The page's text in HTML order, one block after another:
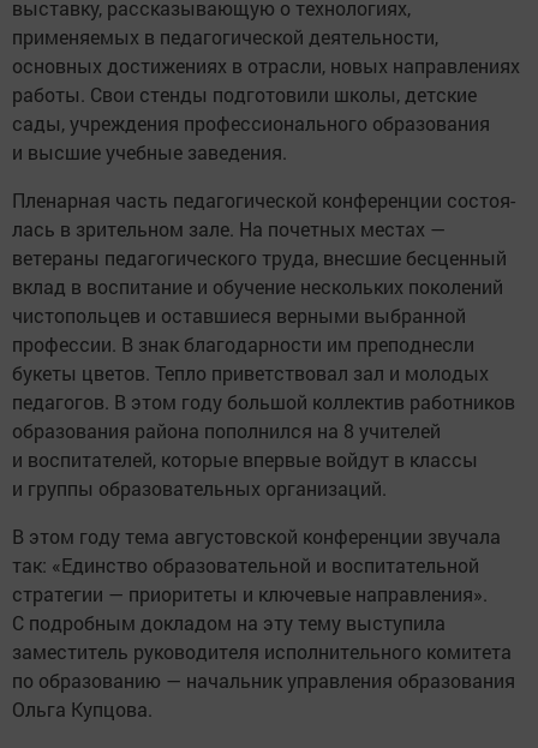
выставку, рассказывающую о технологиях,
применяемых в педагогической деятельности,
основных достижениях в отрасли, новых направлениях
работы. Свои стенды подготовили школы, детские
сады, учреждения профессионального образования
и высшие учебные заведения.
Пленарная часть педагогической конференции состоя­
лась в зрительном зале. На почетных местах —
ветераны педагогического труда, внесшие бесценный
вклад в воспитание и обучение нескольких поколений
чистопольцев и оставшиеся верными выбранной
профессии. В знак благодарности им преподнесли
букеты цветов. Тепло приветствовал зал и молодых
педагогов. В этом году большой коллектив работников
образования района пополнился на 8 учителей
и воспитателей, которые впервые войдут в классы
и группы образовательных организаций.
В этом году тема августовской конференции звучала
так: «Единство образовательной и воспитательной
стратегии — приоритеты и ключевые направления».
С подробным докладом на эту тему выступила
заместитель руководителя исполнительного комитета
по образованию — начальник управления образования
Ольга Купцова.